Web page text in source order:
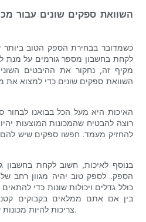
כשמדובר בבחירת הספק הטוב ביותר
לקחת בחשבון מספר גורמים על מנת
מקיף זה, נחקור את ההיבטים
השוואת ספקים שונים כדי למצוא את
האיכות היא מעל הכל בבואנו לבחור
רוצה להבטיח שהמכונות המוצעות יהיו
להחזיק מעמד. חפשו ספקים שיש להם
בנוסף לאיכות, חשוב לקחת בחשבון
הספק. לספק טוב יהיה מגוון רחב של
כולל גדלים ויכולות שונות כדי
בין אם אתם ממלאים בקבוקים
צריכות להיות מכונות שיכולות להתמודד עם העבודה.